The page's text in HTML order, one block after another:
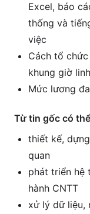
Excel, báo
thống và
việc
Cách tổ
khung giờ
Mức lương
Từ tin gốc có
thiết kế,
quan
phát triển hệ
hành CNTT
xử lý dữ liệu,